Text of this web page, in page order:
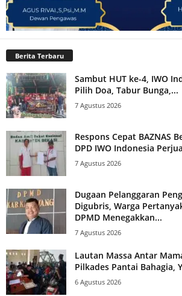
Berita Terbaru
Sambut HUT ke-4, IWO
Pilih Doa, Tabur Bunga,...
7 Agustus 2026
Respons Cepat BAZNAS
DPD IWO Indonesia
7 Agustus 2026
Dugaan Pelanggaran
Digubris, Warga
DPMD Menegakkan...
7 Agustus 2026
Lautan Massa Antar
Pilkades Pantai Bahagia,
6 Agustus 2026